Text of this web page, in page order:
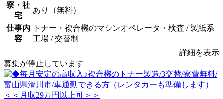
寮・社
宅
あり（無料）
仕事内
容
トナー・複合機のマシンオペレータ・検査 / 製紙系
工場 / 交替制
詳細を表示
募集が停止しています